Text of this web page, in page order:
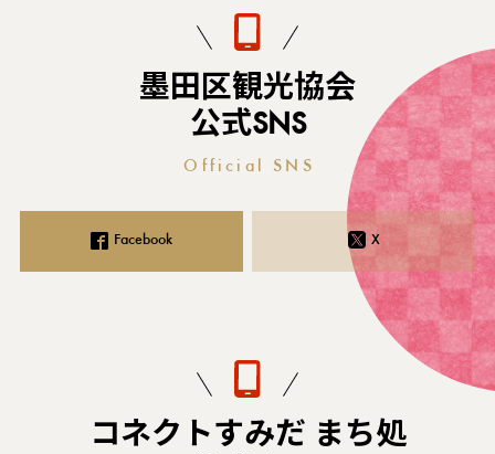
墨田区観光協会
公式SNS
Official SNS
Facebook X
コネクトすみだ まち処